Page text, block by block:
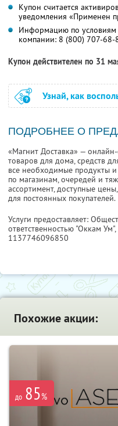
Купон считается
уведомления «Применен
Информацию по условиям
компании: 8 (800) 707-68-
Купон действителен по 31
Узнай, как
ПОДРОБНЕЕ О
«Магнит Доставка» —
товаров для дома, средств
все необходимые продукты
по магазинам, очередей и
ассортимент, доступные
для постоянных покупателей.
Услуги предоставляет:
ответственностью "Оккам Ум",
1137746096850
Похожие акции:
до 85%